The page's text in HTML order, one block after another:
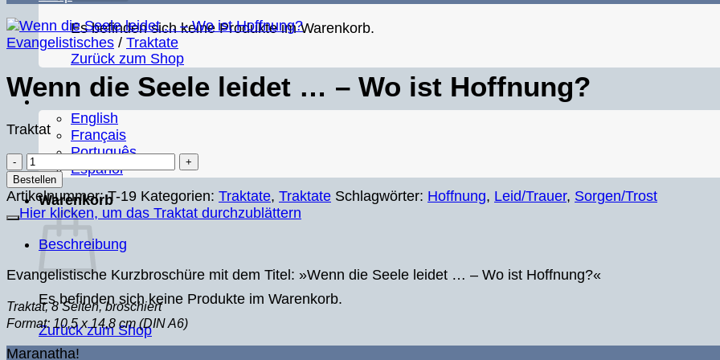
Es befinden sich keine Produkte im Warenkorb.
Zurück zum Shop
English
Français
Português
Español
Warenkorb
Es befinden sich keine Produkte im Warenkorb.
Zurück zum Shop
Evangelistisches / Traktate
Wenn die Seele leidet … – Wo ist Hoffnung?
Traktat
Wenn
die
Seele
leidet
–
ist
Hoffnung?
Menge
Bestellen
Artikelnummer:T-19 Kategorien: Traktate, Traktate Schlagwörter: Hoffnung, Leid/Trauer, Sorgen/Trost
Hier klicken, um das Traktat durchzublättern
Beschreibung
Evangelistische Kurzbroschüre mit dem Titel: »Wenn die Seele leidet … – Wo ist Hoffnung?«
Traktat, 8 Seiten, broschiert
Format: 10,5 x 14,8 cm (DIN A6)
Maranatha!